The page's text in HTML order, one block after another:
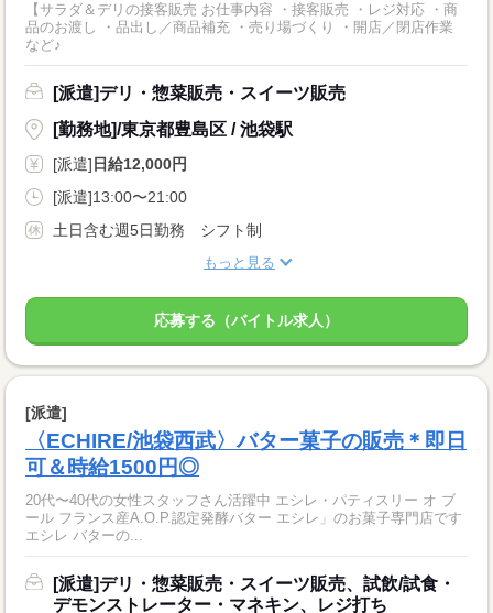
【サラダ＆デリの接客販売 お仕事内容 ・接客販売 ・レジ対応 ・商
品のお渡し ・品出し／商品補充 ・売り場づくり ・開店／閉店作業
など♪
[派遣]デリ・惣菜販売・スイーツ販売
[勤務地]/東京都豊島区 / 池袋駅
[派遣] 日給12,000円
[派遣]13:00〜21:00
土日含む週5日勤務 シフト制
もっと見る
応募する（バイトル求人）
[派遣]
〈ECHIRE/池袋西武〉バター菓子の販売＊即日
可＆時給1500円◎
20代〜40代の女性スタッフさん活躍中 エシレ・パティスリー オ ブ
ール フランス産A.O.P.認定発酵バター エシレ」のお菓子専門店です
エシレ バターの...
[派遣]デリ・惣菜販売・スイーツ販売、試飲/試食・
デモンストレーター・マネキン、レジ打ち